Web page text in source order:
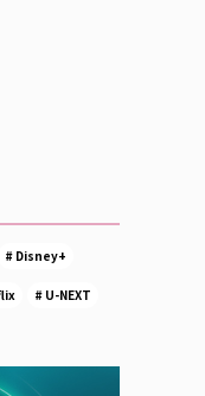
Disney+
U-NEXT